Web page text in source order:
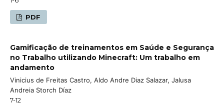
PDF
Gamificação de treinamentos em Saúde e Segurança
no Trabalho utilizando Minecraft: Um trabalho em
andamento
Vinicius de Freitas Castro, Aldo Andre Diaz Salazar, Jalusa
Andreia Storch Díaz
7-12